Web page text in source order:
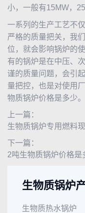
小，一般有15MW，
一系列的生产工艺不
严格的质量把关，我
位，就会影响锅炉的
有的锅炉是在中压、
谨的质量问题，会引
量把控，也是对使用
物质锅炉价格是多少。
上一篇：
生物质锅炉专用燃料
下一篇：
2吨生物质锅炉价格是
生物质锅炉
生物质热水锅炉